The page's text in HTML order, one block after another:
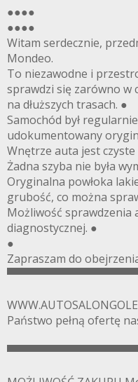
●●●●
●●●●
Witam serdecznie,
Mondeo.
To niezawodne i
sprawdzi się zarówno w
na dłuższych trasach. ●
Samochód był
udokumentowany
Wnętrze auta jest czyste
Żadna szyba nie była
Oryginalna powłoka
grubość, co można
Możliwość sprawdzenia
diagnostycznej. ●
●
Zapraszam do
Państwo pełną ofertę